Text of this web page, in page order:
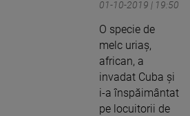
01-10-2019 | 19:50
O specie de
melc uriaş,
african, a
invadat Cuba şi
i-a înspăimântat
pe locuitorii de